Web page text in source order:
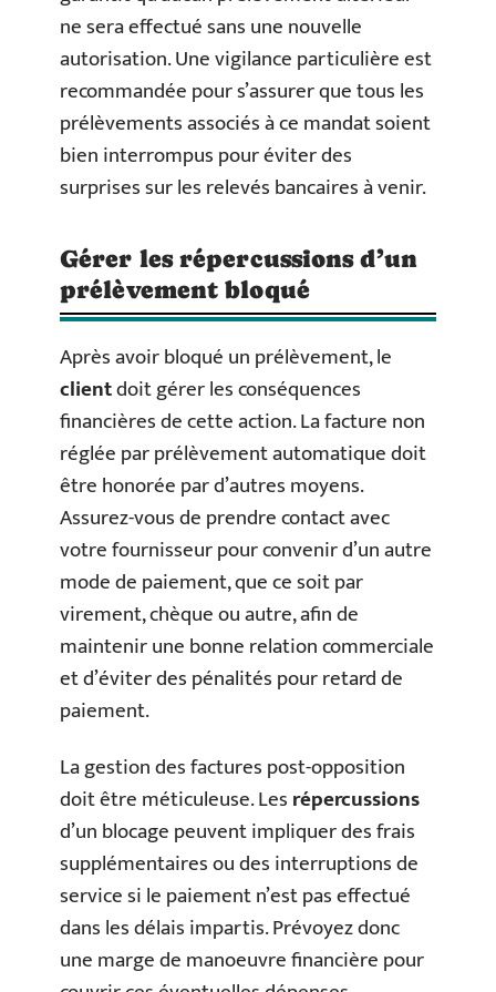
ne sera effectué sans une nouvelle
autorisation. Une vigilance particulière est
recommandée pour s’assurer que tous les
prélèvements associés à ce mandat soient
bien interrompus pour éviter des
surprises sur les relevés bancaires à venir.
Gérer les répercussions d’un
prélèvement bloqué
Après avoir bloqué un prélèvement, le
clientdoit gérer les conséquences
financières de cette action. La facture non
réglée par prélèvement automatique doit
être honorée par d’autres moyens.
Assurez-vous de prendre contact avec
votre fournisseur pour convenir d’un autre
mode de paiement, que ce soit par
virement, chèque ou autre, afin de
maintenir une bonne relation commerciale
et d’éviter des pénalités pour retard de
paiement.
La gestion des factures post-opposition
doit être méticuleuse. Lesrépercussions
d’un blocage peuvent impliquer des frais
supplémentaires ou des interruptions de
service si le paiement n’est pas effectué
dans les délais impartis. Prévoyez donc
une marge de manoeuvre financière pour